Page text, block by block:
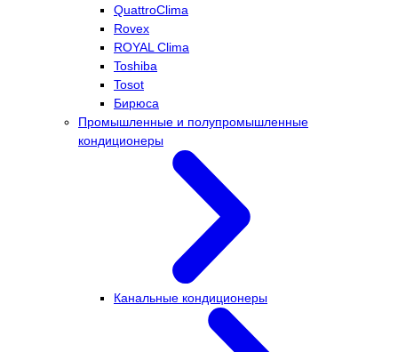
QuattroClima
Rovex
ROYAL Clima
Toshiba
Tosot
Бирюса
Промышленные и полупромышленные
кондиционеры
Канальные кондиционеры